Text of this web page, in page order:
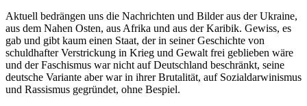
Aktuell bedrängen uns die Nachrichten und Bilder aus der Ukraine,
aus dem Nahen Osten, aus Afrika und aus der Karibik. Gewiss, es
gab und gibt kaum einen Staat, der in seiner Geschichte von
schuldhafter Verstrickung in Krieg und Gewalt frei geblieben wäre
und der Faschismus war nicht auf Deutschland beschränkt, seine
deutsche Variante aber war in ihrer Brutalität, auf Sozialdarwinismus
und Rassismus gegründet, ohne Bespiel.